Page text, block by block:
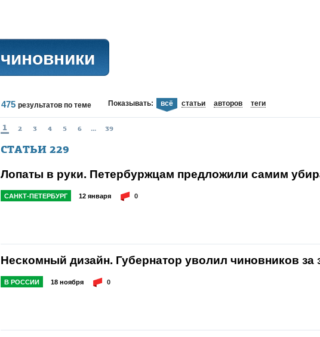
чиновники
475 результатов по теме Показывать: всё статьи авторов теги
1 2 3 4 5 6 ... 39
СТАТЬИ 229
Лопаты в руки. Петербуржцам предложили самим
САНКТ-ПЕТЕРБУРГ 12 января 0
Нескомный дизайн. Губернатор уволил чиновников за
В РОССИИ 18 ноября 0